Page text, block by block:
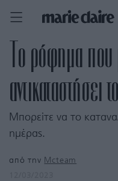
Το ρόφημα
αντικαταστήσει
Μπορείτε να το
ημέρας.
από την Mcteam